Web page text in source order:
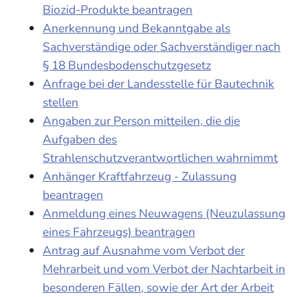
Biozid-Produkte beantragen
Anerkennung und Bekanntgabe als
Sachverständige oder Sachverständiger nach
§ 18 Bundesbodenschutzgesetz
Anfrage bei der Landesstelle für Bautechnik
stellen
Angaben zur Person mitteilen, die die
Aufgaben des
Strahlenschutzverantwortlichen wahrnimmt
Anhänger Kraftfahrzeug - Zulassung
beantragen
Anmeldung eines Neuwagens (Neuzulassung
eines Fahrzeugs) beantragen
Antrag auf Ausnahme vom Verbot der
Mehrarbeit und vom Verbot der Nachtarbeit in
besonderen Fällen, sowie der Art der Arbeit